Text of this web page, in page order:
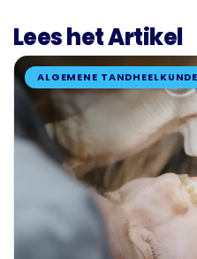
Lees het Artikel
ALGEMENE TANDHEELKUNDE